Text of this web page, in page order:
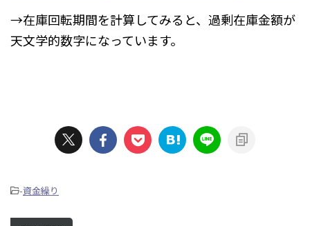
→在庫回転期間を計算してみると、過剰在庫金額が
天文学的数字になっています。
-資金繰り